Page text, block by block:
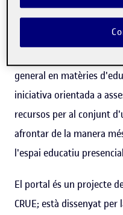
Connectad@s: la
general en matèries
iniciativa orientada a
recursos per al conjunt
afrontar de la manera
l'espai educatiu
El portal és un projecte
CRUE; està dissenyat per